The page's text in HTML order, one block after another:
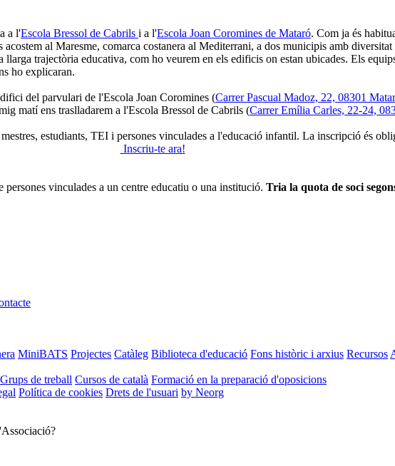
a l'Escola Bressol de Cabrils i a l'Escola Joan Coromines de Mataró. Com ja és
al Maresme, comarca costanera al Mediterrani, a dos municipis amb
trajectòria educativa, com ho veurem en els edificis on estan ubicades. Els
ho explicaran.
del parvulari de l'Escola Joan Coromines (Carrer Pascual Madoz, 22, 08301
matí ens traslladarem a l'Escola Bressol de Cabrils (Carrer Emília Carles, 22-24,
estudiants, TEI i persones vinculades a l'educació infantil. La inscripció és
Inscriu-te ara!
vinculades a un centre educatiu o una institució. Tria la quota de soci
MiniBATS Projectes Catàleg Biblioteca d'educació Fons històric i arxius Recursos
Grups de treball Cursos de català Formació en la preparació d'oposicions
Política de cookies Drets de l'usuari by Neorg